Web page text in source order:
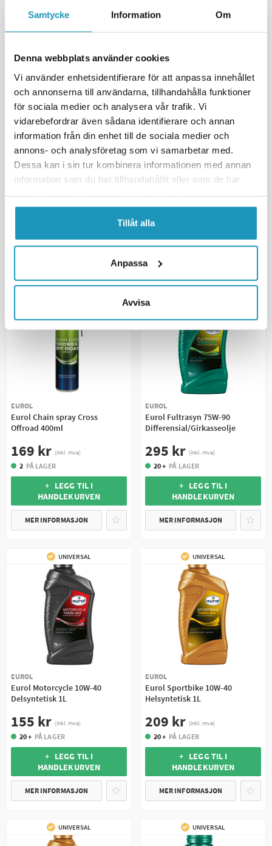
Samtycke Information Om
Denna webbplats använder cookies
Vi använder enhetsidentifierare för att anpassa innehållet
och annonserna till användarna, tillhandahålla funktioner
för sociala medier och analysera vår trafik. Vi
vidarebefordrar även sådana identifierare och annan
information från din enhet till de sociala medier och
annons- och analysföretag som vi samarbetar med.
Dessa kan i sin tur kombinera informationen med annan
information som du har tillhandahållit eller som de har
Tillåt alla
Anpassa
Avvisa
UNIVERSAL
EUROL
Eurol Sportbike 5W-40
Helsyntetisk 1L
209 kr (inkl. mva)
20 + PÅ LAGER
MER INFORMASJON
UNIVERSAL
EUROL
Eurol HPG 75W-80 GL5 CP
differensial/girkasseolje 1 liter
209 kr (inkl. mva)
20 + PÅ LAGER
MER INFORMASJON
UNIVERSAL
EUROL
Eurol Chain spray Cross
Offroad 400ml
169 kr (inkl. mva)
2 PÅ LAGER
+ LEGG TIL I
HANDLEKURVEN
MER INFORMASJON
UNIVERSAL
EUROL
Eurol Fultrasyn 75W-90
Differensial/Girkasseolje
295 kr (inkl. mva)
20 + PÅ LAGER
+ LEGG TIL I
HANDLEKURVEN
MER INFORMASJON
UNIVERSAL
EUROL
Eurol Motorcycle 10W-40
Delsyntetisk 1L
155 kr (inkl. mva)
20 + PÅ LAGER
+ LEGG TIL I
HANDLEKURVEN
MER INFORMASJON
UNIVERSAL
EUROL
Eurol Sportbike 10W-40
Helsyntetisk 1L
209 kr (inkl. mva)
20 + PÅ LAGER
+ LEGG TIL I
HANDLEKURVEN
MER INFORMASJON
UNIVERSAL UNIVERSAL